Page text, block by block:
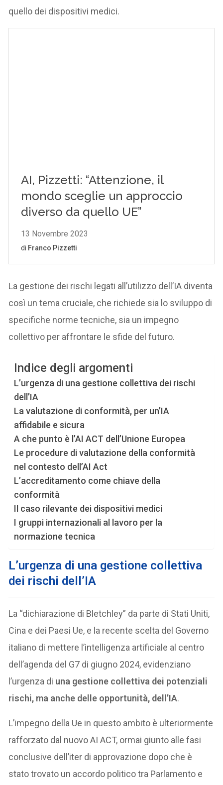
quello dei dispositivi medici.
La gestione dei rischi legati all’utilizzo dell’IA diventa
così un tema cruciale, che richiede sia lo sviluppo di
specifiche norme tecniche, sia un impegno
collettivo per affrontare le sfide del futuro.
Indice degli argomenti
L’urgenza di una gestione collettiva dei rischi
dell’IA
La valutazione di conformità, per un’IA
affidabile e sicura
A che punto è l’AI ACT dell’Unione Europea
Le procedure di valutazione della conformità
nel contesto dell’AI Act
L’accreditamento come chiave della
conformità
Il caso rilevante dei dispositivi medici
I gruppi internazionali al lavoro per la
normazione tecnica
L’urgenza di una gestione collettiva
dei rischi dell’IA
La “dichiarazione di Bletchley” da parte di Stati Uniti,
Cina e dei Paesi Ue, e la recente scelta del Governo
italiano di mettere l’intelligenza artificiale al centro
dell’agenda del G7 di giugno 2024, evidenziano
l’urgenza di una gestione collettiva dei potenziali
rischi, ma anche delle opportunità, dell’IA.
L’impegno della Ue in questo ambito è ulteriormente
rafforzato dal nuovo AI ACT, ormai giunto alle fasi
conclusive dell’iter di approvazione dopo che è
stato trovato un accordo politico tra Parlamento e